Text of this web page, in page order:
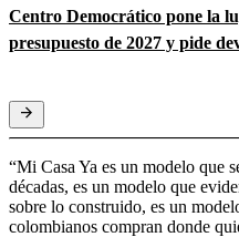
Centro Democrático pone la
presupuesto de 2027 y pide
“Mi Casa Ya es un modelo que
décadas, es un modelo que
sobre lo construido, es un
colombianos compran donde